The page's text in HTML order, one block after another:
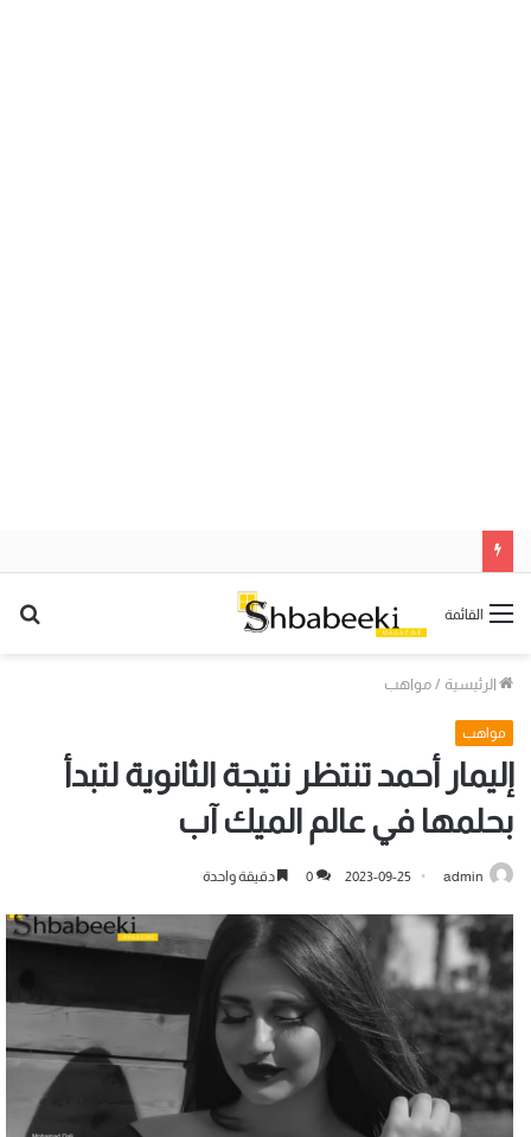
القائمة
الرئيسية / مواهب
مواهب
إليمار أحمد تنتظر نتيجة الثانوية لتبدأ
بحلمها في عالم الميك آب
admin
2023-09-25
0 دقيقة واحدة